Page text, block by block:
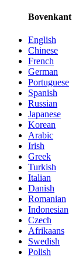
Bovenkant
English
Chinese
French
German
Portuguese
Spanish
Russian
Japanese
Korean
Arabic
Irish
Greek
Turkish
Italian
Danish
Romanian
Indonesian
Czech
Afrikaans
Swedish
Polish